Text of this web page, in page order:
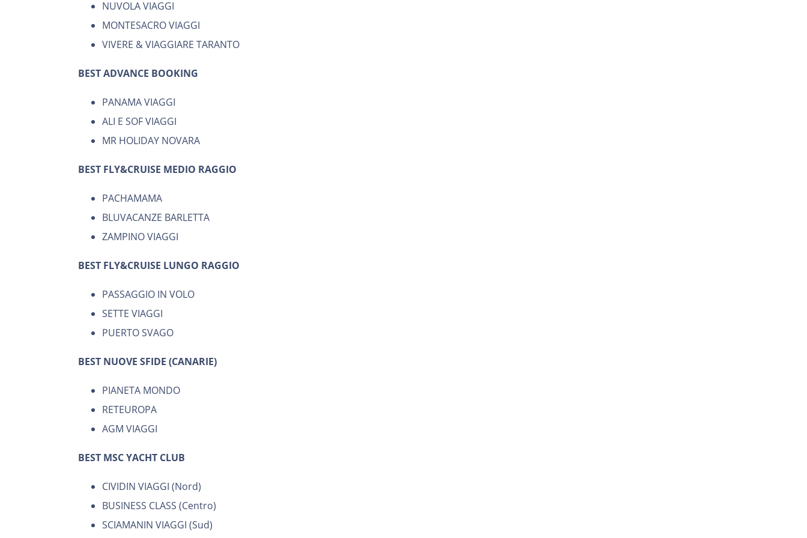
NUVOLA VIAGGI
MONTESACRO VIAGGI
VIVERE & VIAGGIARE TARANTO
BEST ADVANCE BOOKING
PANAMA VIAGGI
ALI E SOF VIAGGI
MR HOLIDAY NOVARA
BEST FLY&CRUISE MEDIO RAGGIO
PACHAMAMA
BLUVACANZE BARLETTA
ZAMPINO VIAGGI
BEST FLY&CRUISE LUNGO RAGGIO
PASSAGGIO IN VOLO
SETTE VIAGGI
PUERTO SVAGO
BEST NUOVE SFIDE (CANARIE)
PIANETA MONDO
RETEUROPA
AGM VIAGGI
BEST MSC YACHT CLUB
CIVIDIN VIAGGI (Nord)
BUSINESS CLASS (Centro)
SCIAMANIN VIAGGI (Sud)